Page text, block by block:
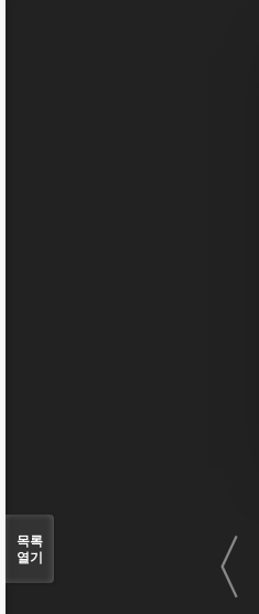
〈
목록
열기
Sketchbook5,
Sketchbook5,
Sketchbook5,
Sketchbook5,